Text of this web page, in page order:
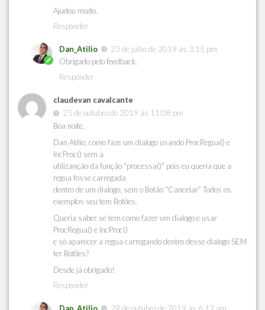
Ajudou muito.
Responder
Dan_Atilio
23 de julho de 2019 às 3:15 pm
Obrigado pelo feedback.
Responder
claudevan cavalcante
25 de outubro de 2019 às 11:08 pm
Boa noite,
Dan Atilio, como faze um dialogo usando ProcRegua() e
IncProc() sem a
utilizanção da função “processa()” pois eu queria que a
regua fosse carregada
dentro de um dialogo, sem o Botão “Cancelar” Todos os
exemplos seu tem Botões.
Queria saber se tem como fazer um dialogo e usar
ProcRegua() e IncProc()
e só aparecer a regua carregando dentro desse dialogo SEM
ter Botões?
Desde já obrigado!
Responder
Dan_Atilio 29 de outubro de 2019 às 6:12 am